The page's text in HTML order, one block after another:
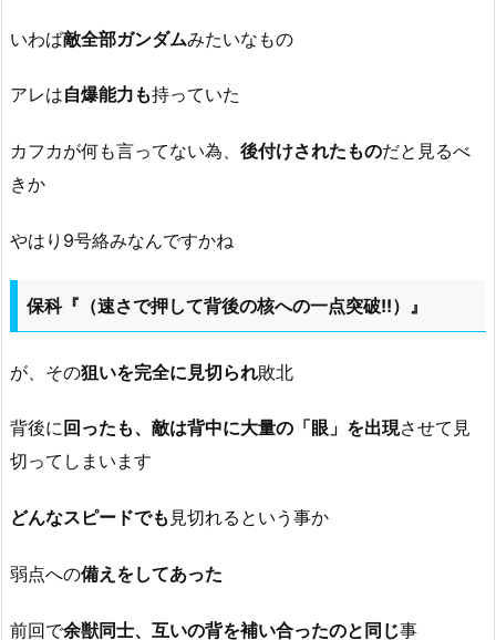
いわば敵全部ガンダムみたいなもの
アレは自爆能力も持っていた
カフカが何も言ってない為、 後付けされたものだと見るべ
きか
やはり9号絡みなんですかね
保科『（速さで押して背後の核への一点突破!!）』
が、その狙いを完全に見切られ敗北
背後に 回ったも、敵は背中に大量の「眼」を出現させて見
切ってしまいます
どんなスピードでも 見切れるという事か
弱点への備えをしてあった
前回で余獣同士、互いの背を補い合ったのと同じ事